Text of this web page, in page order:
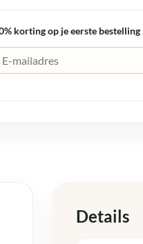
korting op je eerste bestelling
Details